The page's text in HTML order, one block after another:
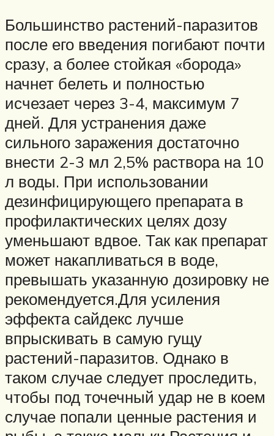
Большинство растений-паразитов
после его введения погибают почти
сразу, а более стойкая «борода»
начнет белеть и полностью
исчезает через 3-4, максимум 7
дней. Для устранения даже
сильного заражения достаточно
внести 2-3 мл 2,5% раствора на 10
л воды. При использовании
дезинфицирующего препарата в
профилактических целях дозу
уменьшают вдвое. Так как препарат
может накапливаться в воде,
превышать указанную дозировку не
рекомендуется.Для усиления
эффекта сайдекс лучше
впрыскивать в самую гущу
растений-паразитов. Однако в
таком случае следует проследить,
чтобы под точечный удар не в коем
случае попали ценные растения и